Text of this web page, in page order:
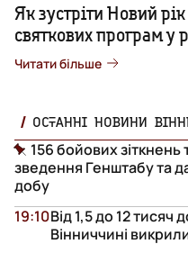
Як зустріти Новий
святкових програм у
Читати більше
ОСТАННІ НОВИНИ
156 бойових зіткнень
зведення Генштабу та
добу
Від 1,5 до 12 тисяч
Вінниччині
19:10